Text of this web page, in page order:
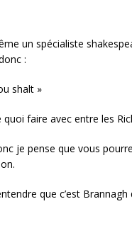
un spécialiste
:
shalt »
faire avec entre les
je pense que vous
que c’est